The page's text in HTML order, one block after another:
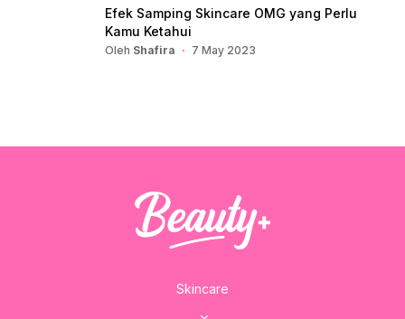
Efek Samping Skincare OMG yang Perlu
Kamu Ketahui
Oleh Shafira 7 May 2023
Skincare